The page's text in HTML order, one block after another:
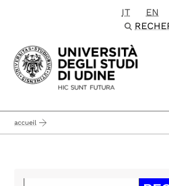
Passa al contenuto
IT EN
accueil